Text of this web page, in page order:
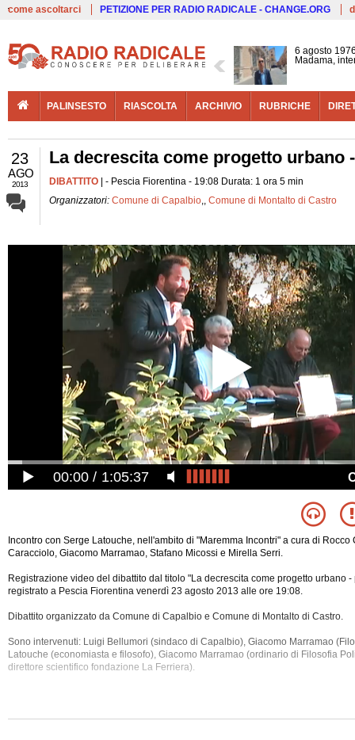
come ascoltarci PETIZIONE PER RADIO RADICALE - CHANGE.ORG
6 agosto
Madama,
PALINSESTO RIASCOLTA ARCHIVIO RUBRICHE
23
AGO
2013
La decrescita come progetto urbano
DIBATTITO | - Pescia Fiorentina - 19:08 Durata: 1 ora 5 min
Organizzatori: Comune di Capalbio,, Comune di Montalto di Castro
00:00 1:05:37
Incontro con Serge Latouche, nell'ambito di "Maremma Incontri" a cura di
Caracciolo, Giacomo Marramao, Stafano Micossi e Mirella Serri.
Registrazione video del dibattito dal titolo "La decrescita come progetto urbano
registrato a Pescia Fiorentina venerdì 23 agosto 2013 alle ore 19:08.
Dibattito organizzato da Comune di Capalbio e Comune di Montalto di Castro.
Sono intervenuti: Luigi Bellumori (sindaco di Capalbio), Giacomo Marramao
Latouche (economiasta e filosofo), Giacomo Marramao (ordinario di Filosofia
direttore scientifico fondazione La Ferriera).
Industria, Inquinamento, Lavoro, Modernismo, Monnet, Paesaggio, Petrolio,